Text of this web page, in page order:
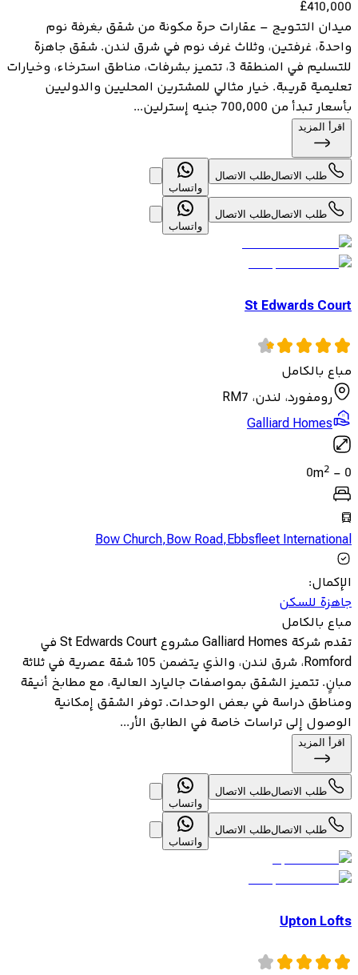
£410,000
ميدان التتويج – عقارات حرة مكونة من شقق بغرفة نوم
واحدة، غرفتين، وثلاث غرف نوم في شرق لندن. شقق جاهزة
للتسليم في المنطقة 3، تتميز بشرفات، مناطق استرخاء، وخيارات
تعليمية قريبة. خيار مثالي للمشترين المحليين والدوليين
بأسعار تبدأ من 700,000 جنيه إسترلين...
اقرأ المزيد
طلب الاتصالطلب الاتصال
واتساب
طلب الاتصالطلب الاتصال
واتساب
St Edwards Court
مباع بالكامل
رومفورد، لندن، RM7
Galliard Homes
0
-
0m2
Bow Church,Bow Road,Ebbsfleet International
الإكمال:
جاهزة للسكن
مباع بالكامل
تقدم شركة Galliard Homes مشروع St Edwards Court في
Romford، شرق لندن، والذي يتضمن 105 شقة عصرية في ثلاثة
مبانٍ. تتميز الشقق بمواصفات جاليارد العالية، مع مطابخ أنيقة
ومناطق دراسة في بعض الوحدات. توفر الشقق إمكانية
الوصول إلى تراسات خاصة في الطابق الأر...
اقرأ المزيد
طلب الاتصالطلب الاتصال
واتساب
طلب الاتصالطلب الاتصال
واتساب
Upton Lofts